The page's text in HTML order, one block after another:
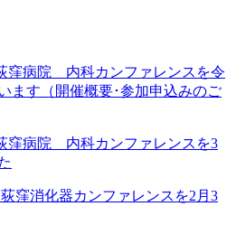
窪病院 内科カンファレンスを令
ます（開催概要･参加申込みのご
窪病院 内科カンファレンスを3
窪消化器カンファレンスを2月3